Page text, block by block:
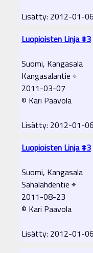
Lisätty: 2012-01-
Luopioisten Linja #3
Suomi, Kangasala
Kangasalantie ⌖
2011-03-07
© Kari Paavola
Lisätty: 2012-01-
Luopioisten Linja #3
Suomi, Kangasala
Sahalahdentie ⌖
2011-08-23
© Kari Paavola
Lisätty: 2012-01-